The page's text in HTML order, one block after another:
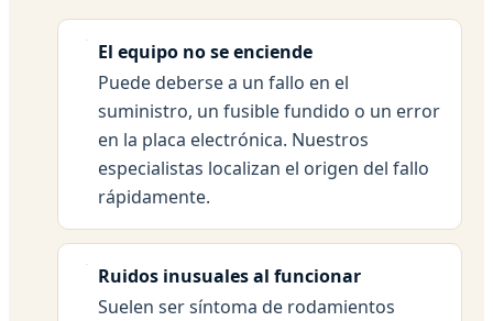
El equipo no se enciende
Puede deberse a un fallo en el
suministro, un fusible fundido o un error
en la placa electrónica. Nuestros
especialistas localizan el origen del fallo
rápidamente.
Ruidos inusuales al funcionar
Suelen ser síntoma de rodamientos